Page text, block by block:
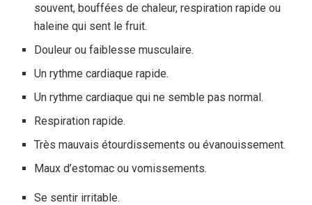
souvent, bouffées de chaleur, respiration rapide ou
haleine qui sent le fruit.
Douleur ou faiblesse musculaire.
Un rythme cardiaque rapide.
Un rythme cardiaque qui ne semble pas normal.
Respiration rapide.
Très mauvais étourdissements ou évanouissement.
Maux d’estomac ou vomissements.
Se sentir irritable.